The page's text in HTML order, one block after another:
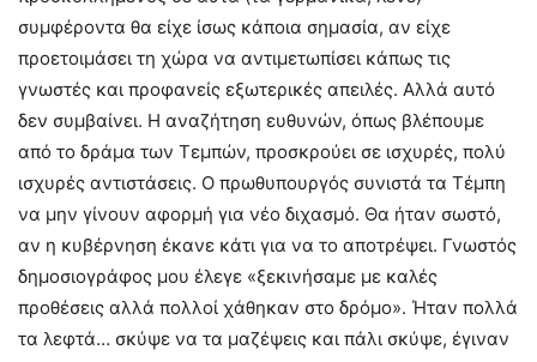
συμφέροντα θα είχε ίσως κάποια σημασία, αν είχε
προετοιμάσει τη χώρα να αντιμετωπίσει κάπως τις
γνωστές και προφανείς εξωτερικές απειλές. Αλλά αυτό
δεν συμβαίνει. Η αναζήτηση ευθυνών, όπως βλέπουμε
από το δράμα των Τεμπών, προσκρούει σε ισχυρές, πολύ
ισχυρές αντιστάσεις. Ο πρωθυπουργός συνιστά τα Τέμπη
να μην γίνουν αφορμή για νέο διχασμό. Θα ήταν σωστό,
αν η κυβέρνηση έκανε κάτι για να το αποτρέψει. Γνωστός
δημοσιογράφος μου έλεγε «ξεκινήσαμε με καλές
προθέσεις αλλά πολλοί χάθηκαν στο δρόμο». Ήταν πολλά
τα λεφτά… σκύψε να τα μαζέψεις και πάλι σκύψε, έγιναν